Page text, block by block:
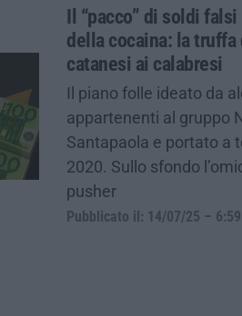
Il “pacco” di soldi
della cocaina: la truffa
catanesi ai calabresi
Il piano folle ideato da
appartenenti al gruppo
Santapaola e portato a
2020. Sullo sfondo
pusher
Pubblicato il: 14/07/25 – 6:59